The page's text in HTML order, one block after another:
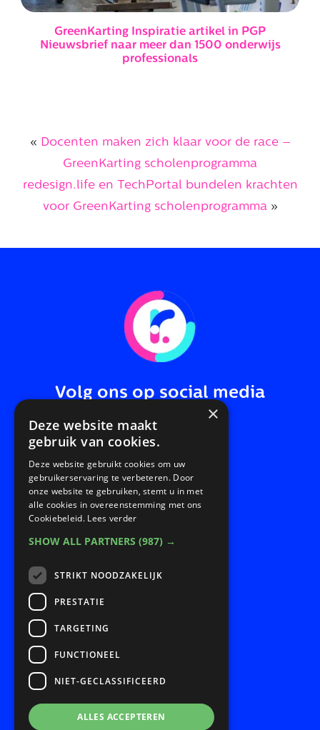
GreenKarting Inspiratie artikel in PGP
Nieuwsbrief naar meer dan 1500 onderwijs
professionals
« Docenten maken zich klaar voor de race –
GreenKarting scholenprogramma
redesign.life en TechPortal bundelen krachten
voor GreenKarting scholenprogramma »
Volg ons op social media
Snel naar:
Home
Nieuws en agenda
×
Deze website maakt
gebruik van cookies.
Deze website gebruikt cookies om uw
gebruikerservaring te verbeteren. Door
onze website te gebruiken, stemt u in met
alle cookies in overeenstemming met ons
Cookiebeleid. Lees verder
SHOW ALL PARTNERS (987) →
STRIKT NOODZAKELIJK
PRESTATIE
TARGETING
FUNCTIONEEL
NIET-GECLASSIFICEERD
ALLES ACCEPTEREN